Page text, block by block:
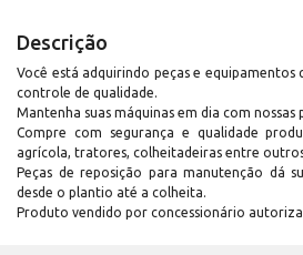
Descrição
Você está adquirindo peças e equipamentos
controle de qualidade.
Mantenha suas máquinas em dia com nossas
Compre com segurança e qualidade
agrícola, tratores, colheitadeiras entre
Peças de reposição para manutenção dá
desde o plantio até a colheita.
Produto vendido por concessionário